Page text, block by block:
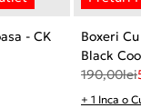
- CK
Boxeri
Black
190,00lei
+ 1 Inca o